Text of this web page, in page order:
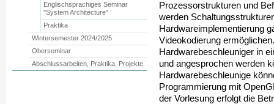
Prozessorstrukturen und
werden
Hardwareimplementierung
Videokodierung
Hardwarebeschleuniger in
und angesprochen werden
Hardwarebeschleunige
Programmierung mit
der Vorlesung erfolgt die
Englischsprachiges Seminar
"System Architecture"
Praktika
Wintersemester 2024/2025
Oberseminar
Abschlussarbeiten, Praktika, Projekte